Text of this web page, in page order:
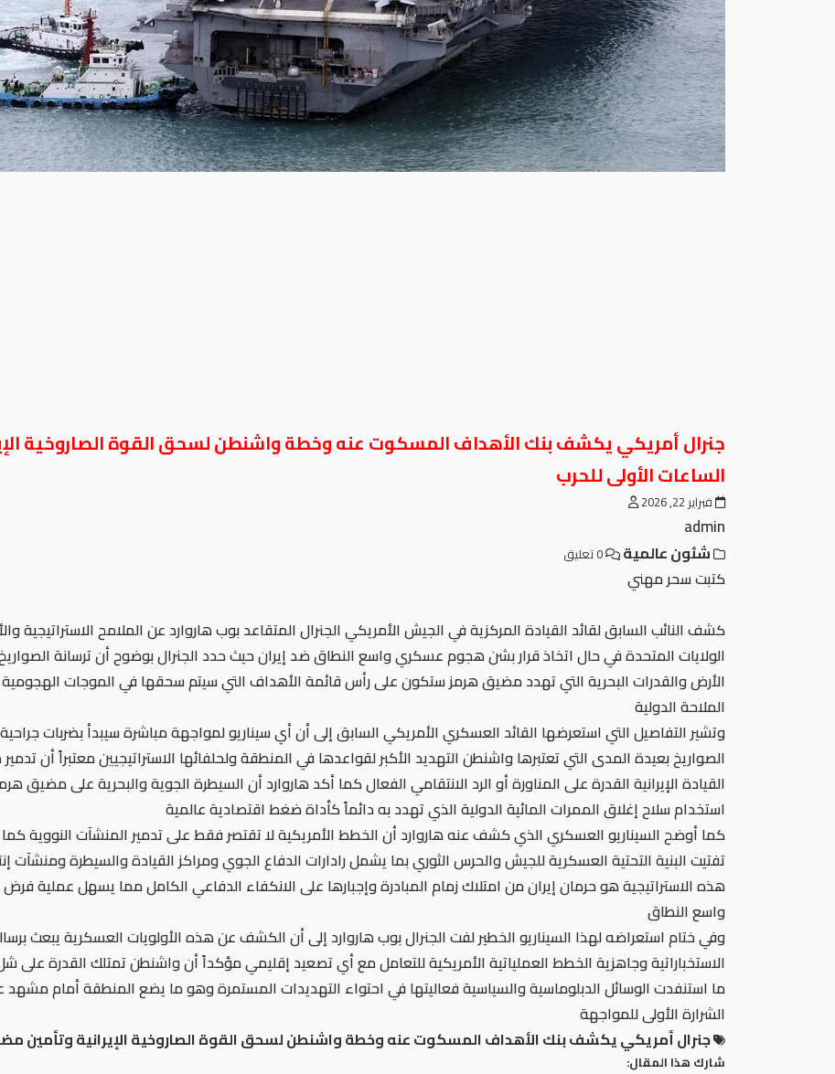
جنرال أمريكي يكشف بنك الأهداف المسكوت عنه وخطة واشنطن لسحق القوة الصاروخية
الساعات الأولى للحرب
فبراير 22, 2026
admin
شئون عالمية
كتبت سحر مهني
كشف النائب السابق لقائد القيادة المركزية في الجيش الأمريكي الجنرال المتقاعد بوب هاروارد عن الملامح
الولايات المتحدة في حال اتخاذ قرار بشن هجوم عسكري واسع النطاق ضد إيران حيث حدد الجنرال بوضوح أن ترسانة الصواريخ
الأرض والقدرات البحرية التي تهدد مضيق هرمز ستكون على رأس قائمة الأهداف التي سيتم سحقها في الموجات الهجومية
الملاحة الدولية
وتشير التفاصيل التي استعرضها القائد العسكري الأمريكي السابق إلى أن أي سيناريو لمواجهة مباشرة سيبدأ بضربات
الصواريخ بعيدة المدى التي تعتبرها واشنطن التهديد الأكبر لقواعدها في المنطقة ولحلفائها الاستراتيجيين معتبراً أن
القيادة الإيرانية القدرة على المناورة أو الرد الانتقامي الفعال كما أكد هاروارد أن السيطرة الجوية والبحرية على
استخدام سلاح إغلاق الممرات المائية الدولية الذي تهدد به دائماً كأداة ضغط اقتصادية عالمية
كما أوضح السيناريو العسكري الذي كشف عنه هاروارد أن الخطط الأمريكية لا تقتصر فقط على تدمير المنشآت النووية
تفتيت البنية التحتية العسكرية للجيش والحرس الثوري بما يشمل رادارات الدفاع الجوي ومراكز القيادة والسيطرة
هذه الاستراتيجية هو حرمان إيران من امتلاك زمام المبادرة وإجبارها على الانكفاء الدفاعي الكامل مما يسهل عملية
واسع النطاق
وفي ختام استعراضه لهذا السيناريو الخطير لفت الجنرال بوب هاروارد إلى أن الكشف عن هذه الأولويات العسكرية يبعث
الاستخباراتية وجاهزية الخطط العملياتية الأمريكية للتعامل مع أي تصعيد إقليمي مؤكداً أن واشنطن تمتلك القدرة على
ما استنفدت الوسائل الدبلوماسية والسياسية فعاليتها في احتواء التهديدات المستمرة وهو ما يضع المنطقة أمام مشهد
الشرارة الأولى للمواجهة
جنرال أمريكي يكشف بنك الأهداف المسكوت عنه وخطة واشنطن لسحق القوة الصاروخية الإيرانية وتأمين
شارك هذا المقال: